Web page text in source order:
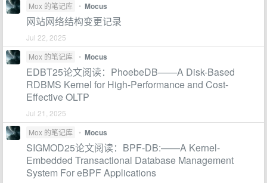
Mox 的笔记库
• Mocus
网站网络结构变更记录
Jul 22, 2025
Mox 的笔记库
• Mocus
EDBT25论文阅读：PhoebeDB——A Disk-Based
RDBMS Kernel for High-Performance and Cost-
Effective OLTP
Jul 21, 2025
Mox 的笔记库
• Mocus
SIGMOD25论文阅读：BPF-DB:——A Kernel-
Embedded Transactional Database Management
System For eBPF Applications